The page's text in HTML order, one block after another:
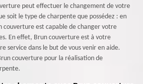
peut effectuer le changement de votre
soit le type de charpente que possédez : en
couverture est capable de changer votre
En effet, Brun couverture est à votre
service dans le but de vous venir en aide.
couverture pour la réalisation de